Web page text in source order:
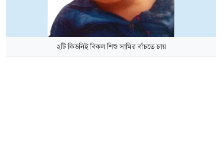
২টি কিডনিই বিকল শিশু সামির বাঁচতে চায়